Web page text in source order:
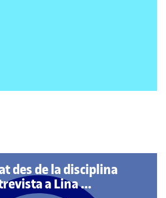
des de la disciplina
a Lina ...